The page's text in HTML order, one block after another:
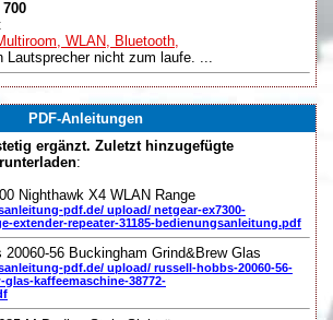
WLAN, Bluetooth,
Lautsprecher nicht zum laufe. ...
PDF-Anleitungen
ergänzt. Zuletzt hinzugefügte
:
Nighthawk X4 WLAN Range
pdf.de/ upload/ netgear-ex7300-
extender-repeater-31185-bedienungsanleitung.pdf
20060-56 Buckingham Grind&Brew Glas
pdf.de/ upload/ russell-hobbs-20060-56-
kaffeemaschine-38772-